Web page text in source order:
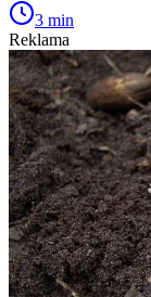
3 min
Reklama